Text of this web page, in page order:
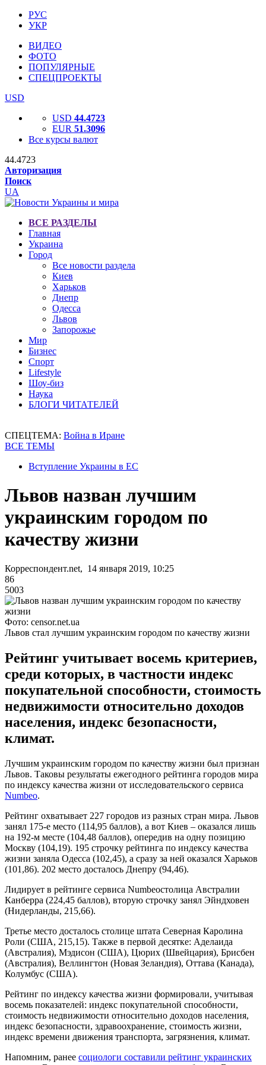
РУС
УКР
ВИДЕО
ФОТО
ПОПУЛЯРНЫЕ
СПЕЦПРОЕКТЫ
USD
USD 44.4723
EUR 51.3096
Все курсы валют
44.4723
Авторизация
Поиск
UA
ВСЕ РАЗДЕЛЫ
Главная
Украина
Город
Все новости раздела
Киев
Харьков
Днепр
Одесса
Львов
Запорожье
Мир
Бизнес
Спорт
Lifestyle
Шоу-биз
Наука
БЛОГИ ЧИТАТЕЛЕЙ
СПЕЦТЕМА: Война в Иране
ВСЕ ТЕМЫ
Вступление Украины в ЕС
Львов назван лучшим
украинским городом по
качеству жизни
Корреспондент.net, 14 января 2019, 10:25
86
5003
Фото: censor.net.ua
Львов стал лучшим украинским городом по качеству жизни
Рейтинг учитывает восемь критериев,
среди которых, в частности индекс
покупательной способности, стоимость
недвижимости относительно доходов
населения, индекс безопасности,
климат.
Лучшим украинским городом по качеству жизни был признан
Львов. Таковы результаты ежегодного рейтинга городов мира
по индексу качества жизни от исследовательского сервиса
Numbeo.
Рейтинг охватывает 227 городов из разных стран мира. Львов
занял 175-е место (114,95 баллов), а вот Киев – оказался лишь
на 192-м месте (104,48 баллов), опередив на одну позицию
Москву (104,19). 195 строчку рейтинга по индексу качества
жизни заняла Одесса (102,45), а сразу за ней оказался Харьков
(101,86). 202 место досталось Днепру (94,46).
Лидирует в рейтинге сервиса Numbeoстолица Австралии
Канберра (224,45 баллов), вторую строчку занял Эйндховен
(Нидерланды, 215,66).
Третье место досталось столице штата Северная Каролина
Роли (США, 215,15). Также в первой десятке: Аделаида
(Австралия), Мэдисон (США), Цюрих (Швейцария), Брисбен
(Австралия), Веллингтон (Новая Зеландия), Оттава (Канада),
Колумбус (США).
Рейтинг по индексу качества жизни формировали, учитывая
восемь показателей: индекс покупательной способности,
стоимость недвижимости относительно доходов населения,
индекс безопасности, здравоохранение, стоимость жизни,
индекс времени движения транспорта, загрязнения, климат.
Напомним, ранее социологи составили рейтинг украинских